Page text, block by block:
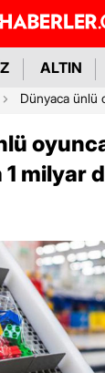
ALTIN
Dünyaca ünlü
milyar